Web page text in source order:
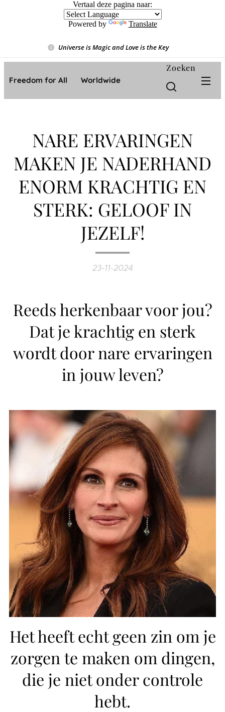
Vertaal deze pagina naar:
Powered by Translate
Universe is Magic and Love is the Key❤️
Freedom for All ❤️ Worldwide
Zoeken
NARE ERVARINGEN
MAKEN JE NADERHAND
ENORM KRACHTIG EN
STERK: GELOOF IN
JEZELF!
23-11-2024
Reeds herkenbaar voor jou?
Dat je krachtig en sterk
wordt door nare ervaringen
in jouw leven?
Het heeft echt geen zin om je
zorgen te maken om dingen,
die je niet onder controle
hebt.